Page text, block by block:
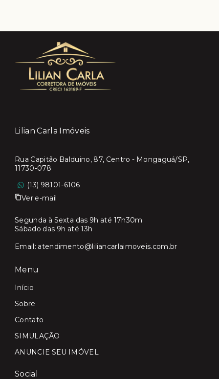
Lilian Carla Imóveis
Rua Capitão Balduino, 87, Centro - Mongaguá/SP,
11730-078
(13) 98101-6106
Ver e-mail
Segunda à Sexta das 9h até 17h30m
Sábado das 9h até 13h
Email: atendimento@liliancarlaimoveis.com.br
Menu
Início
Sobre
Contato
SIMULAÇÃO
ANUNCIE SEU IMÓVEL
Social